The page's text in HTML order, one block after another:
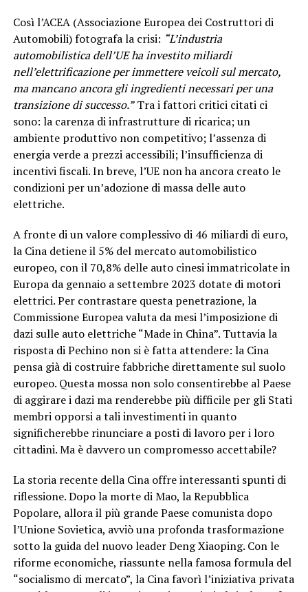
Così l’ACEA (Associazione Europea dei Costruttori di
Automobili) fotografa la crisi: “L’industria
automobilistica dell’UE ha investito miliardi
nell’elettrificazione per immettere veicoli sul mercato,
ma mancano ancora gli ingredienti necessari per una
transizione di successo.”Tra i fattori critici citati ci
sono: la carenza di infrastrutture di ricarica; un
ambiente produttivo non competitivo; l’assenza di
energia verde a prezzi accessibili; l’insufficienza di
incentivi fiscali. In breve, l’UE non ha ancora creato le
condizioni per un’adozione di massa delle auto
elettriche.
A fronte di un valore complessivo di 46 miliardi di euro,
la Cina detiene il 5% del mercato automobilistico
europeo, con il 70,8% delle auto cinesi immatricolate in
Europa da gennaio a settembre 2023 dotate di motori
elettrici. Per contrastare questa penetrazione, la
Commissione Europea valuta da mesi l’imposizione di
dazi sulle auto elettriche “Made in China”. Tuttavia la
risposta di Pechino non si è fatta attendere: la Cina
pensa già di costruire fabbriche direttamente sul suolo
europeo. Questa mossa non solo consentirebbe al Paese
di aggirare i dazi ma renderebbe più difficile per gli Stati
membri opporsi a tali investimenti in quanto
significherebbe rinunciare a posti di lavoro per i loro
cittadini. Ma è davvero un compromesso accettabile?
La storia recente della Cina offre interessanti spunti di
riflessione. Dopo la morte di Mao, la Repubblica
Popolare, allora il più grande Paese comunista dopo
l’Unione Sovietica, avviò una profonda trasformazione
sotto la guida del nuovo leader Deng Xiaoping. Con le
riforme economiche, riassunte nella famosa formula del
“socialismo di mercato”, la Cina favorì l’iniziativa privata